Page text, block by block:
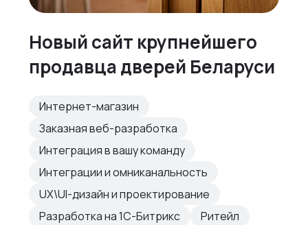
Новый сайт крупнейшего
продавца дверей Беларуси
Интернет-магазин
Заказная веб-разработка
Интеграция в вашу команду
Интеграции и омниканальность
UX\UI-дизайн и проектирование
Разработка на 1С-Битрикс
Ритейл